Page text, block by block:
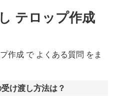
テロップ作成
作成 で よくある質問 をま
け渡し方法は？